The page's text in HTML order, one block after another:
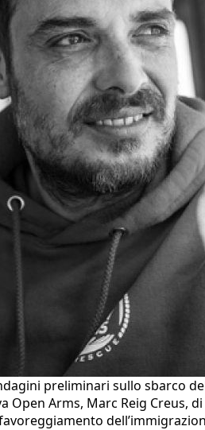
preliminari sullo sbarco
Open Arms, Marc Reig Creus,